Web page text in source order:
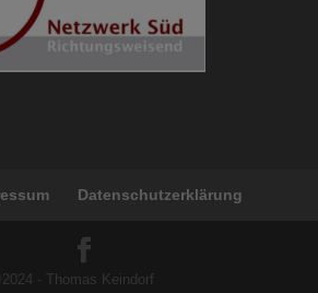
Datenschutzerklärung
©2024 - Thomas Keindorf